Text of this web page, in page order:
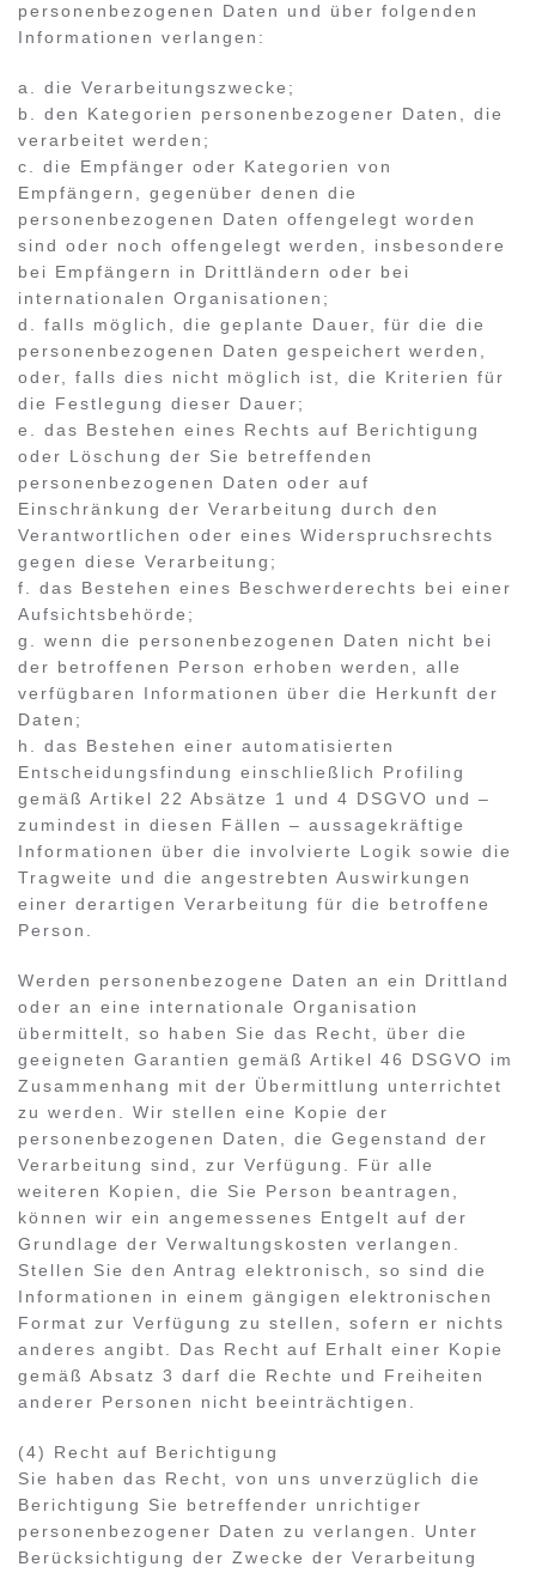
personenbezogenen Daten und über folgenden
Informationen verlangen:
a. die Verarbeitungszwecke;
b. den Kategorien personenbezogener Daten, die
verarbeitet werden;
c. die Empfänger oder Kategorien von
Empfängern, gegenüber denen die
personenbezogenen Daten offengelegt worden
sind oder noch offengelegt werden, insbesondere
bei Empfängern in Drittländern oder bei
internationalen Organisationen;
d. falls möglich, die geplante Dauer, für die die
personenbezogenen Daten gespeichert werden,
oder, falls dies nicht möglich ist, die Kriterien für
die Festlegung dieser Dauer;
e. das Bestehen eines Rechts auf Berichtigung
oder Löschung der Sie betreffenden
personenbezogenen Daten oder auf
Einschränkung der Verarbeitung durch den
Verantwortlichen oder eines Widerspruchsrechts
gegen diese Verarbeitung;
f. das Bestehen eines Beschwerderechts bei einer
Aufsichtsbehörde;
g. wenn die personenbezogenen Daten nicht bei
der betroffenen Person erhoben werden, alle
verfügbaren Informationen über die Herkunft der
Daten;
h. das Bestehen einer automatisierten
Entscheidungsfindung einschließlich Profiling
gemäß Artikel 22 Absätze 1 und 4 DSGVO und –
zumindest in diesen Fällen – aussagekräftige
Informationen über die involvierte Logik sowie die
Tragweite und die angestrebten Auswirkungen
einer derartigen Verarbeitung für die betroffene
Person.
Werden personenbezogene Daten an ein Drittland
oder an eine internationale Organisation
übermittelt, so haben Sie das Recht, über die
geeigneten Garantien gemäß Artikel 46 DSGVO im
Zusammenhang mit der Übermittlung unterrichtet
zu werden. Wir stellen eine Kopie der
personenbezogenen Daten, die Gegenstand der
Verarbeitung sind, zur Verfügung. Für alle
weiteren Kopien, die Sie Person beantragen,
können wir ein angemessenes Entgelt auf der
Grundlage der Verwaltungskosten verlangen.
Stellen Sie den Antrag elektronisch, so sind die
Informationen in einem gängigen elektronischen
Format zur Verfügung zu stellen, sofern er nichts
anderes angibt. Das Recht auf Erhalt einer Kopie
gemäß Absatz 3 darf die Rechte und Freiheiten
anderer Personen nicht beeinträchtigen.
(4) Recht auf Berichtigung
Sie haben das Recht, von uns unverzüglich die
Berichtigung Sie betreffender unrichtiger
personenbezogener Daten zu verlangen. Unter
Berücksichtigung der Zwecke der Verarbeitung